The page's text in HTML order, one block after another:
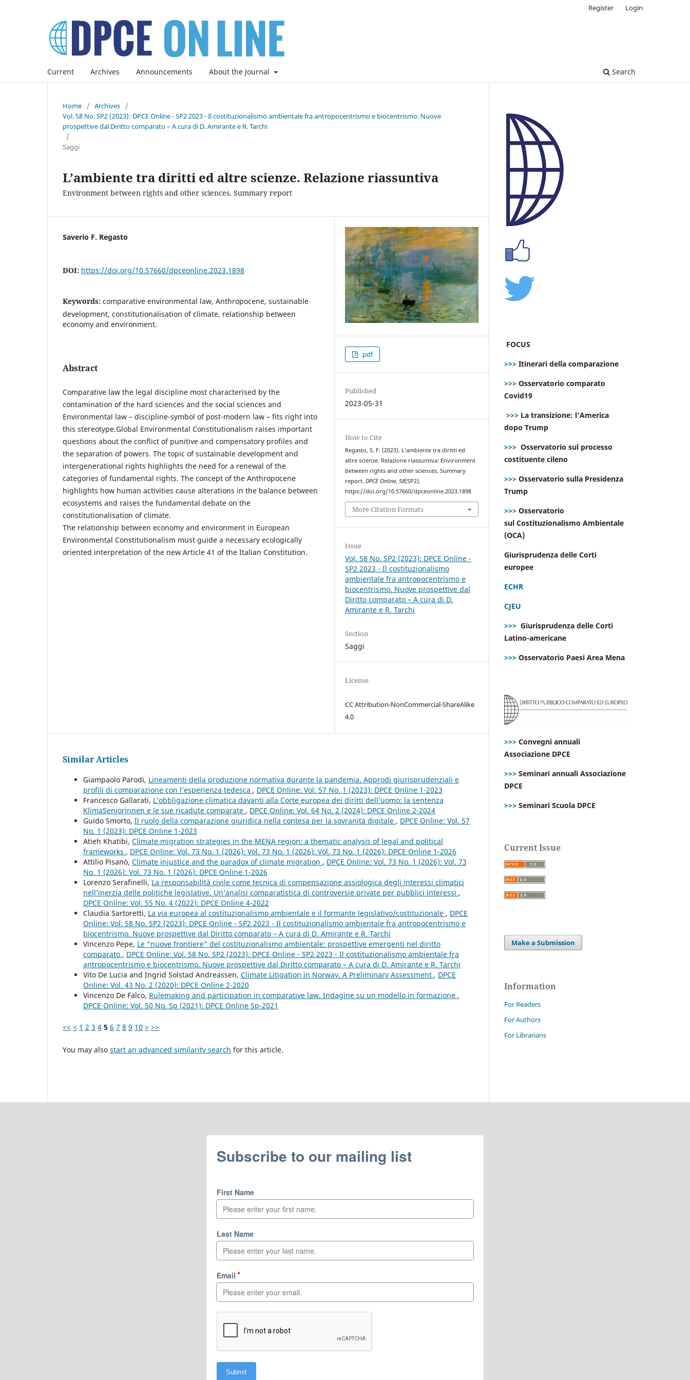
Current Archives Announcements About the Journal Search
Register Login
Home / Archives
/
Vol. 58 No. SP2 (2023): DPCE Online - SP2 2023 - Il costituzionalismo ambientale fra antropocentrismo e biocentrismo. Nuove
prospettive dal Diritto comparato – A cura di D. Amirante e R. Tarchi
/
Saggi
L’ambiente tra diritti ed altre scienze. Relazione riassuntiva
Environment between rights and other sciences. Summary report
Saverio F. Regasto
DOI: https://doi.org/10.57660/dpceonline.2023.1898
Keywords: comparative environmental law, Anthropocene, sustainable
development, constitutionalisation of climate, relationship between
economy and environment.
Abstract
Comparative law the legal discipline most characterised by the
contamination of the hard sciences and the social sciences and
Environmental law – discipline-symbol of post-modern law – fits right into
this stereotype.Global Environmental Constitutionalism raises important
questions about the conflict of punitive and compensatory profiles and
the separation of powers. The topic of sustainable development and
intergenerational rights highlights the need for a renewal of the
categories of fundamental rights. The concept of the Anthropocene
highlights how human activities cause alterations in the balance between
ecosystems and raises the fundamental debate on the
constitutionalisation of climate.
The relationship between economy and environment in European
Environmental Constitutionalism must guide a necessary ecologically
oriented interpretation of the new Article 41 of the Italian Constitution.
.pdf
Published
2023-05-31
How to Cite
Regasto, S. F. (2023). L’ambiente tra diritti ed
altre scienze. Relazione riassuntiva: Environment
between rights and other sciences. Summary
report.DPCE Online,58(SP2).
https://doi.org/10.57660/dpceonline.2023.1898
More Citation Formats
Issue
Vol. 58 No. SP2 (2023): DPCE Online -
SP2 2023 - Il costituzionalismo
ambientale fra antropocentrismo e
biocentrismo. Nuove prospettive dal
Diritto comparato – A cura di D.
Amirante e R. Tarchi
Section
Saggi
License
CC Attribution-NonCommercial-ShareAlike
4.0
Similar Articles
Giampaolo Parodi, Lineamenti della produzione normativa durante la pandemia. Approdi giurisprudenziali e
profili di comparazione con l’esperienza tedesca , DPCE Online: Vol. 57 No. 1 (2023): DPCE Online 1-2023
Francesco Gallarati, L’obbligazione climatica davanti alla Corte europea dei diritti dell’uomo: la sentenza
KlimaSeniorinnen e le sue ricadute comparate , DPCE Online: Vol. 64 No. 2 (2024): DPCE Online 2-2024
Guido Smorto, Il ruolo della comparazione giuridica nella contesa per la sovranità digitale , DPCE Online: Vol. 57
No. 1 (2023): DPCE Online 1-2023
Atieh Khatibi, Climate migration strategies in the MENA region: a thematic analysis of legal and political
frameworks , DPCE Online: Vol. 73 No. 1 (2026): Vol. 73 No. 1 (2026): Vol. 73 No. 1 (2026): DPCE Online 1-2026
Attilio Pisanò, Climate injustice and the paradox of climate migration , DPCE Online: Vol. 73 No. 1 (2026): Vol. 73
No. 1 (2026): Vol. 73 No. 1 (2026): DPCE Online 1-2026
Lorenzo Serafinelli, La responsabilità civile come tecnica di compensazione assiologica degli interessi climatici
nell’inerzia delle politiche legislative. Un’analisi comparatistica di controversie private per pubblici interessi ,
DPCE Online: Vol. 55 No. 4 (2022): DPCE Online 4-2022
Claudia Sartoretti, La via europea al costituzionalismo ambientale e il formante legislativo/costituzionale , DPCE
Online: Vol. 58 No. SP2 (2023): DPCE Online - SP2 2023 - Il costituzionalismo ambientale fra antropocentrismo e
biocentrismo. Nuove prospettive dal Diritto comparato – A cura di D. Amirante e R. Tarchi
Vincenzo Pepe, Le “nuove frontiere” del costituzionalismo ambientale: prospettive emergenti nel diritto
comparato , DPCE Online: Vol. 58 No. SP2 (2023): DPCE Online - SP2 2023 - Il costituzionalismo ambientale fra
antropocentrismo e biocentrismo. Nuove prospettive dal Diritto comparato – A cura di D. Amirante e R. Tarchi
Vito De Lucia and Ingrid Solstad Andreassen, Climate Litigation in Norway. A Preliminary Assessment , DPCE
Online: Vol. 43 No. 2 (2020): DPCE Online 2-2020
Vincenzo De Falco, Rulemaking and participation in comparative law. Indagine su un modello in formazione ,
DPCE Online: Vol. 50 No. Sp (2021): DPCE Online Sp-2021
<< < 1 2 3 4 5 6 7 8 9 10 > >>
You may also start an advanced similarity search for this article.
FOCUS
>>> Itinerari della comparazione
>>> Osservatorio comparato
Covid19
>>> La transizione: l’America
dopo Trump
>>> Osservatorio sul processo
costituente cileno
>>> Osservatorio sulla Presidenza
Trump
>>> Osservatorio
sul Costituzionalismo Ambientale
(OCA)
Giurisprudenza delle Corti
europee
ECHR
CJEU
>>> Giurisprudenza delle Corti
Latino-americane
>>> Osservatorio Paesi Area Mena
>>> Convegni annuali
Associazione DPCE
>>> Seminari annuali Associazione
DPCE
>>> Seminari Scuola DPCE
Current Issue
Make a Submission
Information
For Readers
For Authors
For Librarians